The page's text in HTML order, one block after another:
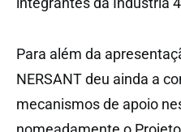
Para além da
NERSANT deu ainda a
mecanismos de apoio